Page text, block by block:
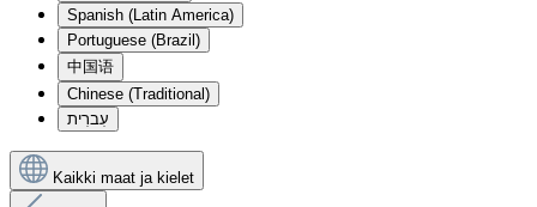
Spanish (Latin America)
Portuguese (Brazil)
中国语
Chinese (Traditional)
עִברִית
Kaikki maat ja kielet